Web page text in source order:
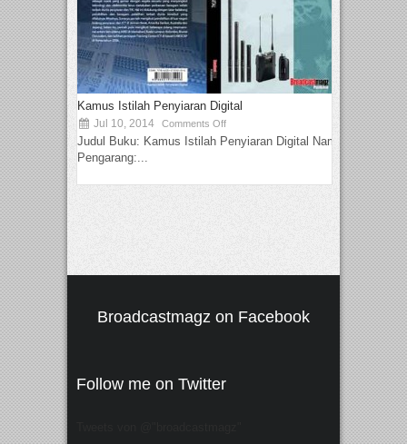
Kamus Istilah Penyiaran Digital
Jul 10, 2014 Comments Off
Judul Buku: Kamus Istilah Penyiaran Digital Nama
Pengarang:...
Broadcastmagz on Facebook
Follow me on Twitter